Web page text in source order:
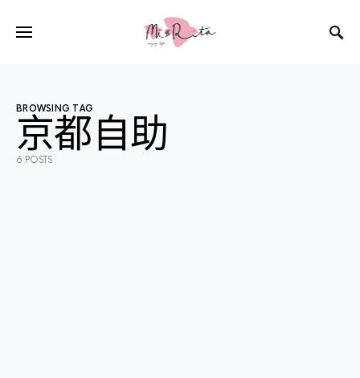
BROWSING TAG
京都自助
6 POSTS